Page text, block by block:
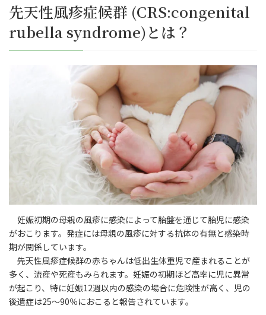
先天性風疹症候群 (CRS:congenital
rubella syndrome)とは？
妊娠初期の母親の風疹に感染によって胎盤を通じて胎児に感染
がおこります。発症には母親の風疹に対する抗体の有無と感染時
期が関係しています。
先天性風疹症候群の赤ちゃんは低出生体重児で産まれることが
多く、流産や死産もみられます。妊娠の初期ほど高率に児に異常
が起こり、特に妊娠12週以内の感染の場合に危険性が高く、児の
後遺症は25～90％におこると報告されています。